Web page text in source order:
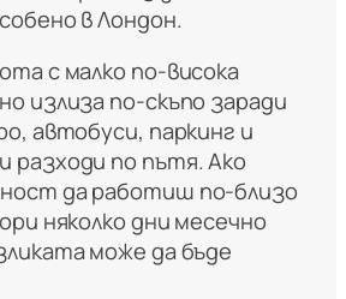
в Лондон.
с малко по-висока
излиза по-скъпо заради
автобуси, паркинг и
разходи по пътя. Ако
да работиш по-близо
няколко дни месечно
може да бъде